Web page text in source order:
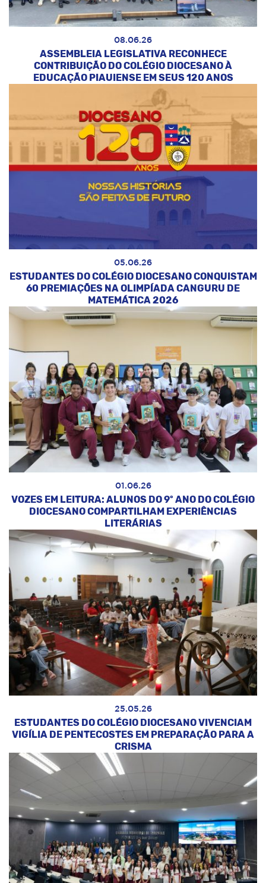
08.06.26
ASSEMBLEIA LEGISLATIVA RECONHECE
CONTRIBUIÇÃO DO COLÉGIO DIOCESANO À
EDUCAÇÃO PIAUIENSE EM SEUS 120 ANOS
05.06.26
ESTUDANTES DO COLÉGIO DIOCESANO CONQUISTAM
60 PREMIAÇÕES NA OLIMPÍADA CANGURU DE
MATEMÁTICA 2026
01.06.26
VOZES EM LEITURA: ALUNOS DO 9º ANO DO COLÉGIO
DIOCESANO COMPARTILHAM EXPERIÊNCIAS
LITERÁRIAS
25.05.26
ESTUDANTES DO COLÉGIO DIOCESANO VIVENCIAM
VIGÍLIA DE PENTECOSTES EM PREPARAÇÃO PARA A
CRISMA